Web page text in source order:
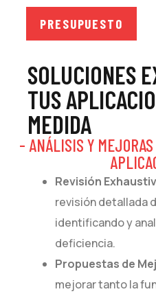
PRESUPUESTO
SOLUCIONES
TUS
MEDIDA
- ANÁLISIS Y
Revisión
revisión detallada
identificando y
deficiencia.
Propuestas de
mejorar tanto la